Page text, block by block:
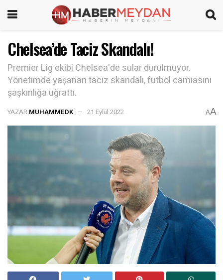
Chelsea’de Taciz Skandalı!
Premier Lig ekibi Chelsea'de sular durulmuyor.
Yönetimde yaşanan taciz skandalı, futbol camiasını
şaşkınlığa uğrattı.
YAZAR MUHAMMEDK 21 Eylül 2022 AA